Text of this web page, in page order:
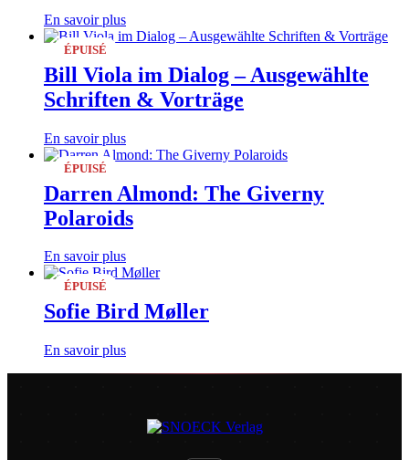
En savoir plus
ÉPUISÉ
Bill Viola im Dialog – Ausgewählte
Schriften & Vorträge
En savoir plus
ÉPUISÉ
Darren Almond: The Giverny
Polaroids
En savoir plus
ÉPUISÉ
Sofie Bird Møller
En savoir plus